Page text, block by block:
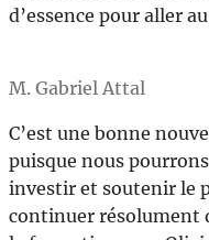
d’essence pour aller
M. Gabriel Attal
C’est une bonne
puisque nous
investir et soutenir le
continuer résolument